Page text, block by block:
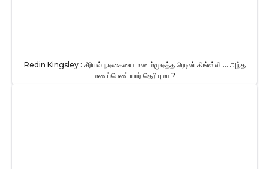
Redin Kingsley : சீரியல் நடிகையை மணம்முடித்த ரெடின் கிங்ஸ்லி … அந்த
மணப்பெண் யார் தெரியுமா ?